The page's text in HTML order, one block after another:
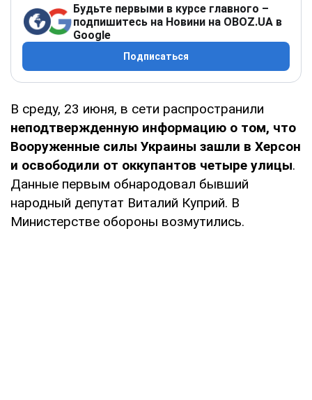
Будьте первыми в курсе главного –
подпишитесь на Новини на OBOZ.UA в
Google
Подписаться
В среду, 23 июня, в сети распространили
неподтвержденную информацию о том, что
Вооруженные силы Украины зашли в Херсон
и освободили от оккупантов четыре улицы.
Данные первым обнародовал бывший
народный депутат Виталий Куприй. В
Министерстве обороны возмутились.